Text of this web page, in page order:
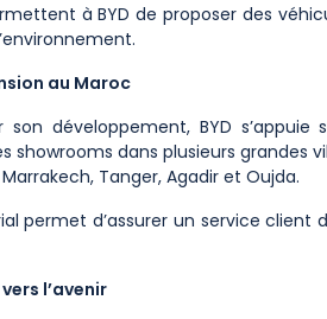
à BYD de proposer des
au Maroc
son développement, BYD
showrooms dans plusieurs grandes
Tanger, Agadir et Oujda.
permet d’assurer un service
l’avenir